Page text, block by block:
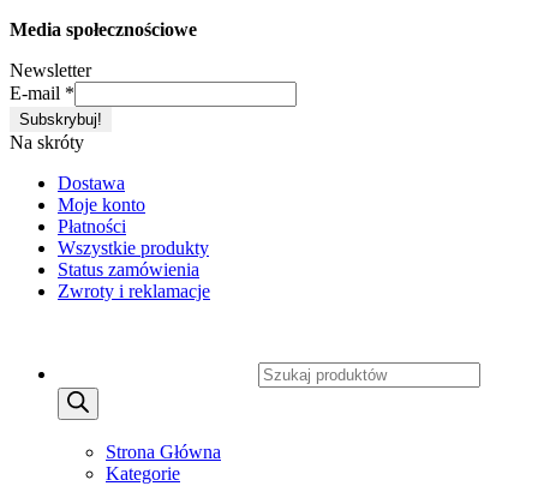
Media społecznościowe
Newsletter
E-mail *
Na skróty
Dostawa
Moje konto
Płatności
Wszystkie produkty
Status zamówienia
Zwroty i reklamacje
Strona Główna
Kategorie